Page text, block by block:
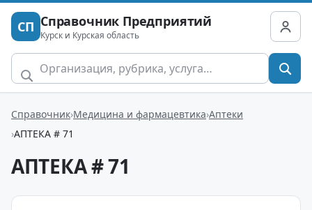
СП Справочник Предприятий
Курск и Курская область
Справочник Медицина и фармацевтика Аптеки
АПТЕКА # 71
АПТЕКА # 71